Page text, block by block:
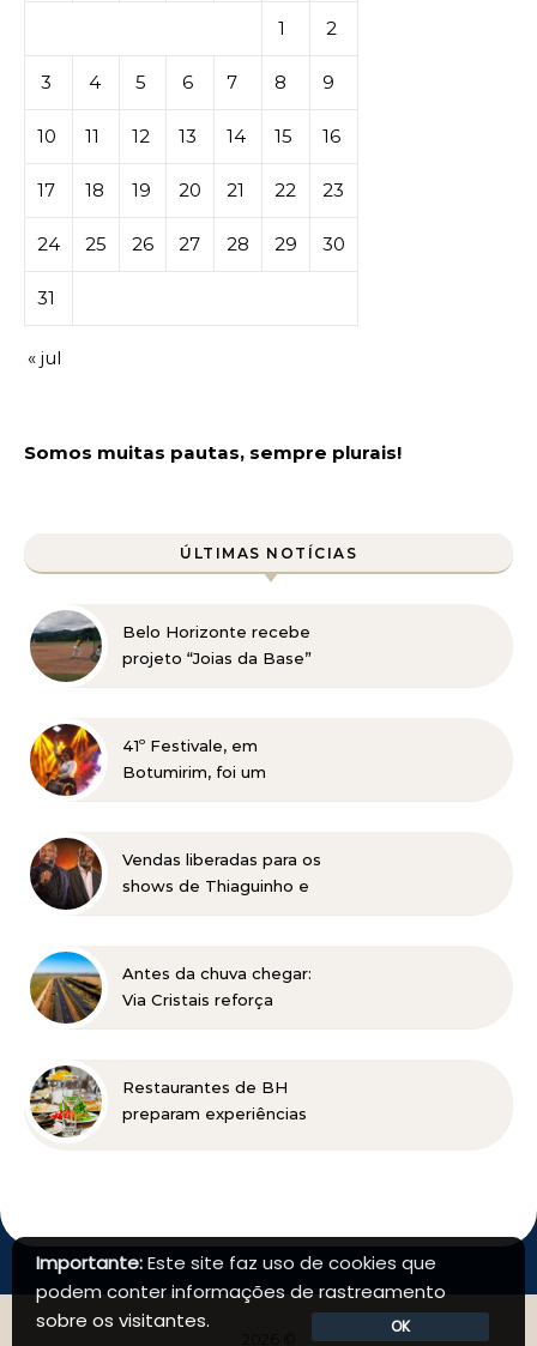
1 2
3 4 5 6 7 8 9
10 11 12 13 14 15 16
17 18 19 20 21 22 23
24 25 26 27 28 29 30
31
« jul
Somos muitas pautas, sempre plurais!
ÚLTIMAS NOTÍCIAS
Belo Horizonte recebe
projeto “Joias da Base”
41º Festivale, em
Botumirim, foi um
do Vale do Jequitinhonha
Vendas liberadas para os
shows de Thiaguinho e
Antes da chuva chegar:
Via Cristais reforça
Restaurantes de BH
preparam experiências
Importante:Este site faz uso de cookies que
podem conter informações de rastreamento
sobre os visitantes.
OK